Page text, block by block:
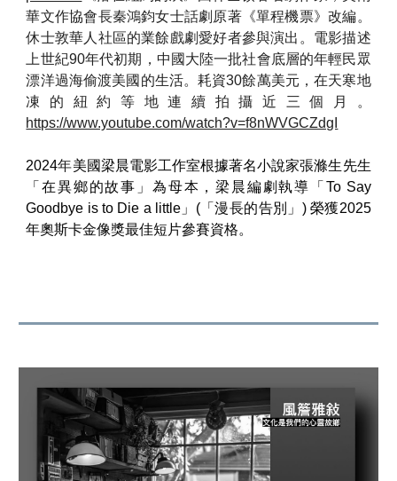
華文作協會長秦鴻鈞女士話劇原著《單程機票》改編。
休士敦華人社區的業餘戲劇愛好者參與演出。電影描述
上世紀90年代初期，中國大陸一批社會底層的年輕民眾
漂洋過海偷渡美國的生活。耗資30餘萬美元，在天寒地
凍的紐約等地連續拍攝近三個月。
https://www.youtube.com/watch?v=f8nWVGCZdgI
2024年美國梁晨電影工作室根據著名小說家張滌生先生
「在異鄉的故事」為母本，梁晨編劇執導「To Say
Goodbye is to Die a little」(「漫長的告別」) 榮獲2025
年奧斯卡金像獎最佳短片參賽資格。